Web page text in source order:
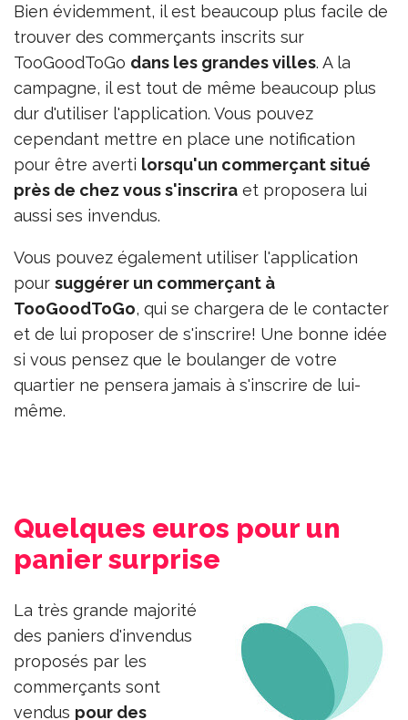
Bien évidemment, il est beaucoup plus facile de
trouver des commerçants inscrits sur
TooGoodToGo dans les grandes villes. A la
campagne, il est tout de même beaucoup plus
dur d'utiliser l'application. Vous pouvez
cependant mettre en place une notification
pour être averti lorsqu'un commerçant situé
près de chez vous s'inscrira et proposera lui
aussi ses invendus.
Vous pouvez également utiliser l'application
pour suggérer un commerçant à
TooGoodToGo, qui se chargera de le contacter
et de lui proposer de s'inscrire! Une bonne idée
si vous pensez que le boulanger de votre
quartier ne pensera jamais à s'inscrire de lui-
même.
Quelques euros pour un
panier surprise
La très grande majorité
des paniers d'invendus
proposés par les
commerçants sont
vendus pour des